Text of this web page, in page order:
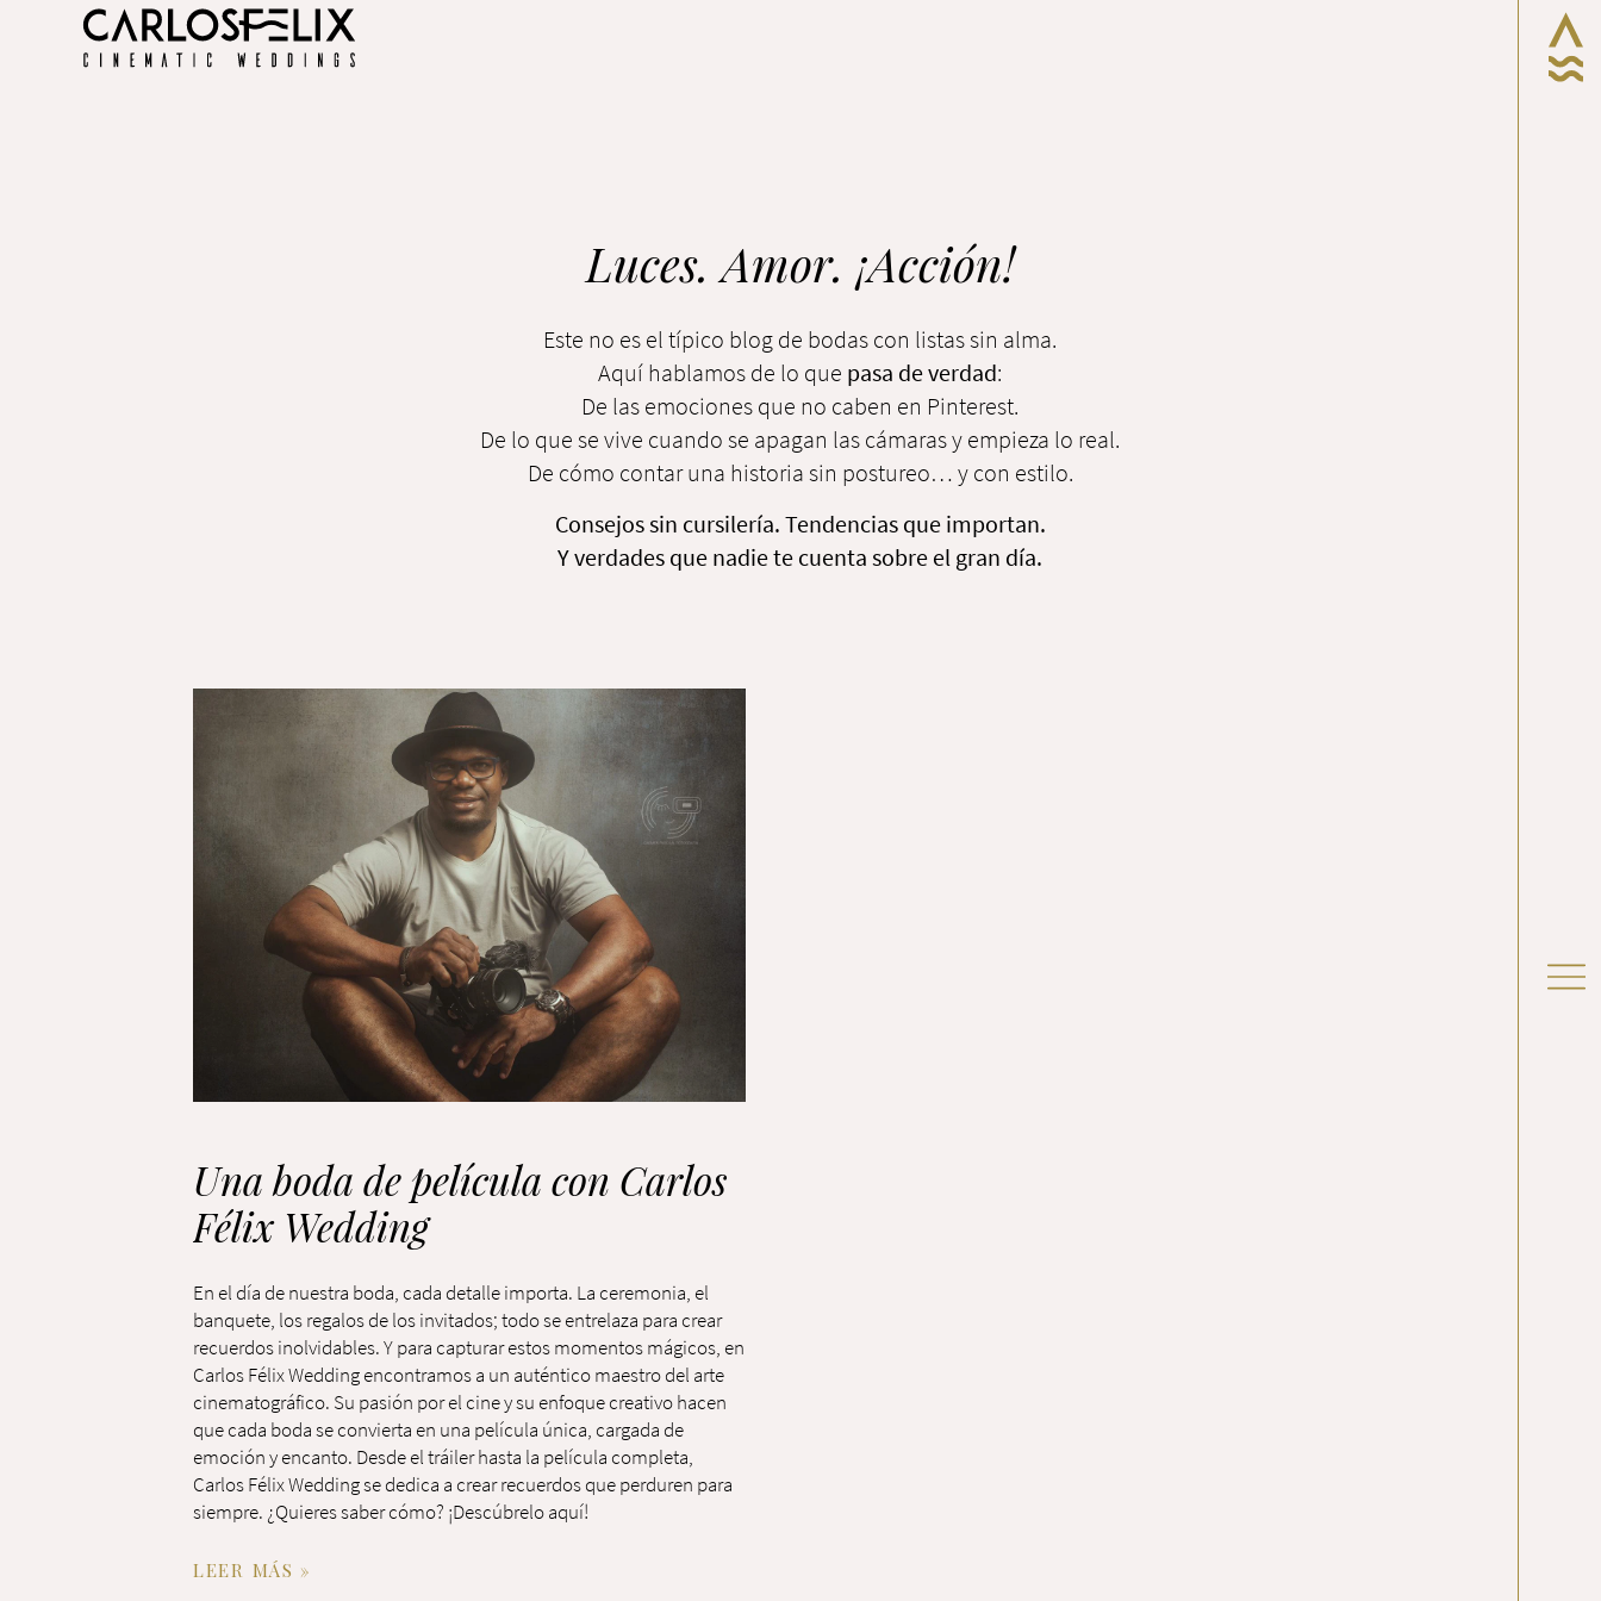
Luces. Amor. ¡Acción!
Este no es el típico blog de bodas con listas sin alma.
Aquí hablamos de lo que pasa de verdad:
De las emociones que no caben en Pinterest.
De lo que se vive cuando se apagan las cámaras y empieza lo real.
De cómo contar una historia sin postureo… y con estilo.
Consejos sin cursilería. Tendencias que importan.
Y verdades que nadie te cuenta sobre el gran día.
Una boda de película con Carlos
Félix Wedding
En el día de nuestra boda, cada detalle importa. La ceremonia, el
banquete, los regalos de los invitados; todo se entrelaza para crear
recuerdos inolvidables. Y para capturar estos momentos mágicos, en
Carlos Félix Wedding encontramos a un auténtico maestro del arte
cinematográfico. Su pasión por el cine y su enfoque creativo hacen
que cada boda se convierta en una película única, cargada de
emoción y encanto. Desde el tráiler hasta la película completa,
Carlos Félix Wedding se dedica a crear recuerdos que perduren para
siempre. ¿Quieres saber cómo? ¡Descúbrelo aquí!
LEER MÁS »